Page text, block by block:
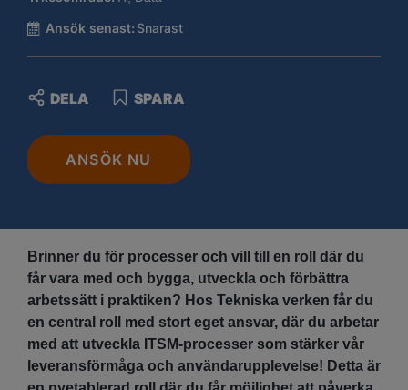
Ansök senast: Snarast
ANSÖK NU
SPARA
DELA
Brinner du för processer och vill till en roll där du
får vara med och bygga, utveckla och förbättra
arbetssätt i praktiken? Hos Tekniska verken får du
en central roll med stort eget ansvar, där du arbetar
med att utveckla ITSM-processer som stärker vår
leveransförmåga och användarupplevelse! Detta är